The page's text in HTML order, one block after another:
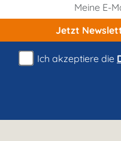
Jetzt
Ich akzeptiere die